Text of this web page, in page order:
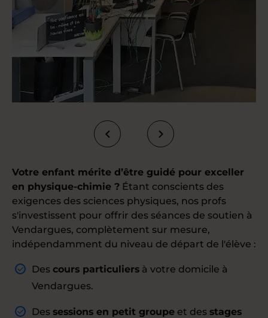
Votre enfant mérite d’être guidé pour exceller
en physique-chimie ? Étant conscients des
exigences des sciences physiques, nos profs
s'investissent pour offrir des séances de soutien à
Vendargues, complètement sur mesure,
indépendamment du niveau de départ de l'élève :
Des cours particuliers à votre domicile à
Vendargues.
Des sessions en petit groupe et des stages